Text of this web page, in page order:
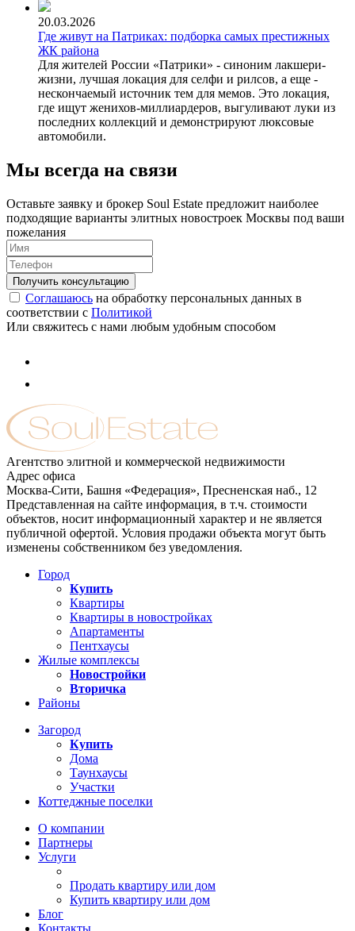
20.03.2026
Где живут на Патриках: подборка самых престижных
ЖК района
Для жителей России «Патрики» - синоним лакшери-
жизни, лучшая локация для селфи и рилсов, а еще -
нескончаемый источник тем для мемов. Это локация,
где ищут женихов-миллиардеров, выгуливают луки из
последних коллекций и демонстрируют люксовые
автомобили.
Мы всегда на связи
Оставьте заявку и брокер Soul Estate предложит наиболее
подходящие варианты элитных новостроек Москвы под ваши
пожелания
Соглашаюсь на обработку персональных данных в
соответствии с Политикой
Или свяжитесь с нами любым удобным способом
Агентство элитной и коммерческой недвижимости
Адрес офиса
Москва-Сити, Башня «Федерация», Пресненская наб., 12
Представленная на сайте информация, в т.ч. стоимости
объектов, носит информационный характер и не является
публичной офертой. Условия продажи объекта могут быть
изменены собственником без уведомления.
Город
Купить
Квартиры
Квартиры в новостройках
Апартаменты
Пентхаусы
Жилые комплексы
Новостройки
Вторичка
Районы
Загород
Купить
Дома
Таунхаусы
Участки
Коттеджные поселки
О компании
Партнеры
Услуги
Продать квартиру или дом
Купить квартиру или дом
Блог